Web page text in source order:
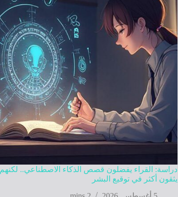
دراسة: القراء يفضلون قصص الذكاء الاصطناعي.. لكنهم
يثقون أكثر في توقيع البشر